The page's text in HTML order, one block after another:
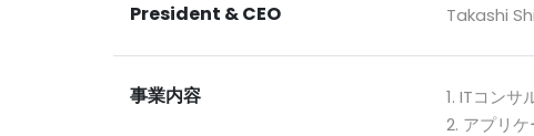
President & CEO Takashi
事業内容
1. ITコンサ
2. アプリ